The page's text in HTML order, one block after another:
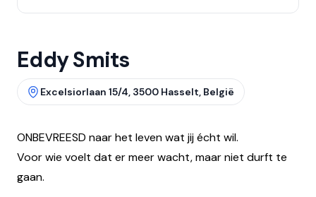
Eddy Smits
Excelsiorlaan 15/4, 3500 Hasselt, België
ONBEVREESD naar het leven wat jij écht wil.
Voor wie voelt dat er meer wacht, maar niet durft te
gaan.